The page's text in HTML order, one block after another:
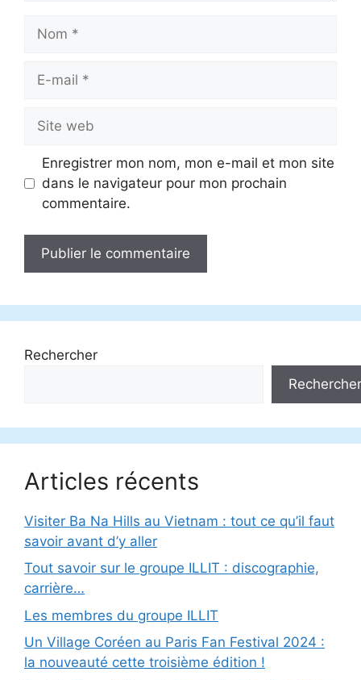
Nom
Site
web
Enregistrer mon nom, mon e-mail et mon site
dans le navigateur pour mon prochain
commentaire.
Rechercher
Rechercher
Articles récents
Visiter Ba Na Hills au Vietnam : tout ce qu’il faut
savoir avant d’y aller
Tout savoir sur le groupe ILLIT : discographie,
carrière…
Les membres du groupe ILLIT
Un Village Coréen au Paris Fan Festival 2024 :
la nouveauté cette troisième édition !